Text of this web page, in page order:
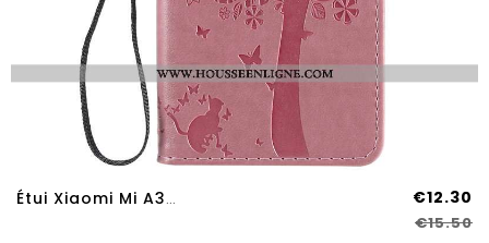
Étui Xiaomi Mi A3 Protection Cuir Silicone Téléphone Portable Incassable Petit Rose €12.30
€15.50